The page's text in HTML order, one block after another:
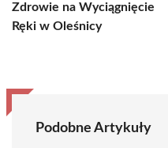
Zdrowie na Wyciągnięcie
Ręki w Oleśnicy
Podobne Artykuły